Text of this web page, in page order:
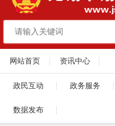
网站首页 资讯中心
政民互动 政务服务
数据发布